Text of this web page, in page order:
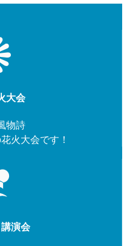
大会
物詩
火大会です！
演会